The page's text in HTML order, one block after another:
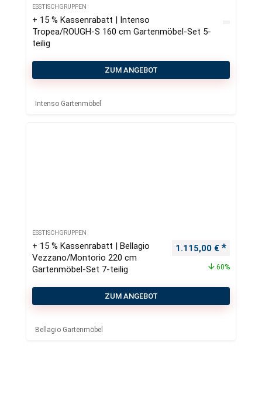
ESSTISCHGRUPPEN
+ 15 % Kassenrabatt | Intenso
Tropea/ROUGH-S 160 cm Gartenmöbel-Set 5-
teilig
ZUM ANGEBOT
Intenso Gartenmöbel
ESSTISCHGRUPPEN
+ 15 % Kassenrabatt | Bellagio
Vezzano/Montorio 220 cm
Gartenmöbel-Set 7-teilig
Ursprünglicher
1.115,00 €
60%
ZUM ANGEBOT
Bellagio Gartenmöbel